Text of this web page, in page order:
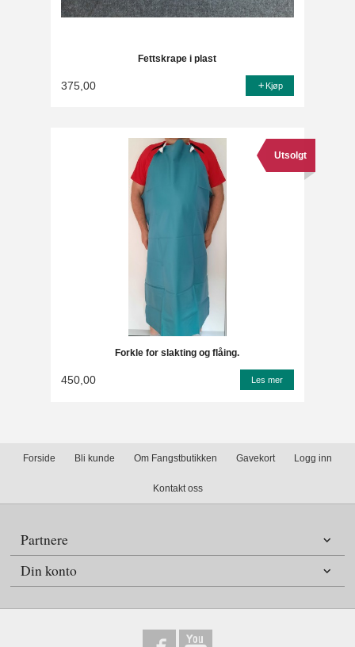
Fettskrape i plast
375,00 Kjøp
Forkle for slakting og flåing.
Utsolgt
450,00 Les mer
Forside Bli kunde Om Fangstbutikken Gavekort Logg inn
Kontakt oss
Partnere
Din konto